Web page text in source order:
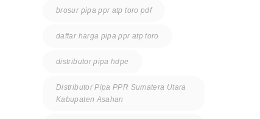
brosur pipa ppr atp toro pdf
daftar harga pipa ppr atp toro
distributor pipa hdpe
Distributor Pipa PPR Sumatera Utara
Kabupaten Asahan